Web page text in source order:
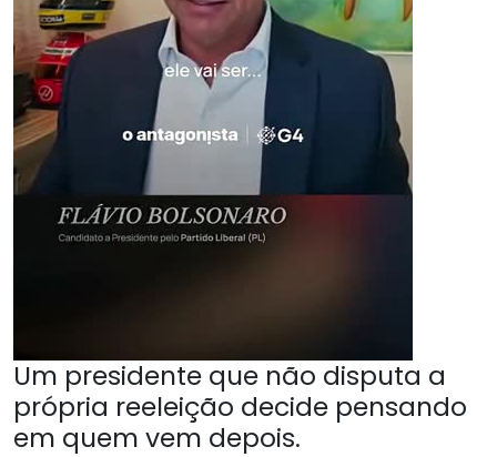
Um presidente que não disputa a
própria reeleição decide pensando
em quem vem depois.